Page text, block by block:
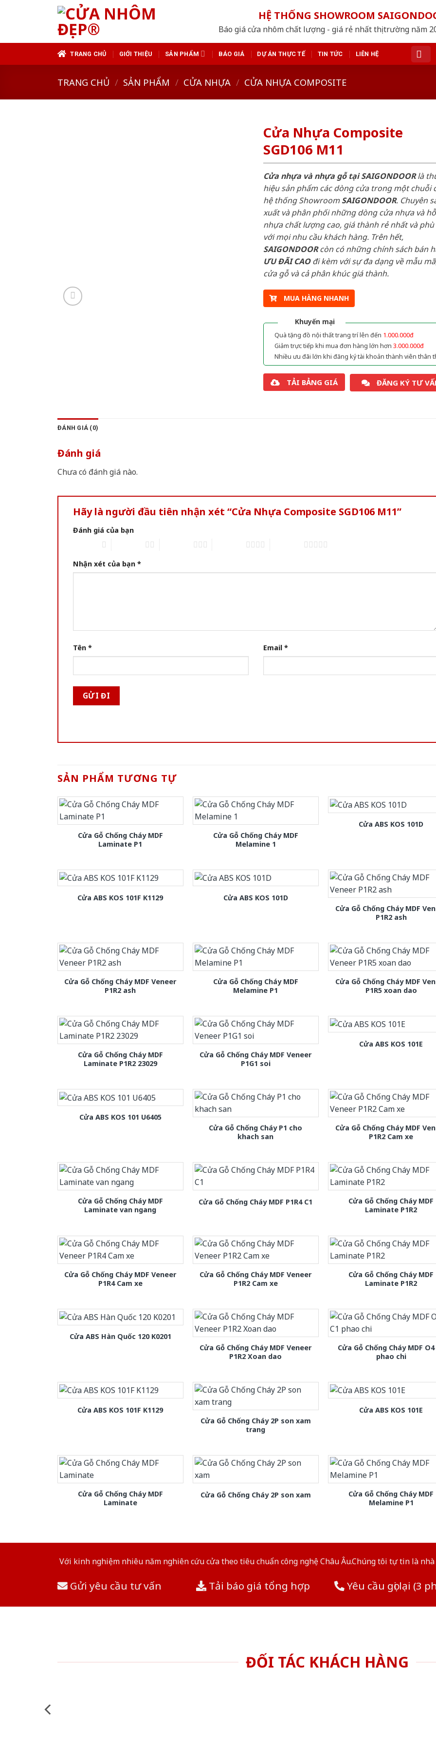
HỆ THỐNG SHOWROOM
Báo giá cửa nhôm chất lượng - giá rẻ nhất thị trường năm
TRANG CHỦ GIỚI THIỆU SẢN PHẨM BÁO GIÁ DỰ ÁN THỰC TẾ TIN TỨC LIÊN HỆ
TRANG CHỦ / SẢN PHẨM / CỬA NHỰA / CỬA NHỰA COMPOSITE
Cửa Nhựa Composite
SGD106 M11
Cửa nhựa và nhựa gỗ tại SAIGONDOORlà
hiệu sản phẩm các dòng cửa trong một chuỗi
hệ thống ShowroomSAIGONDOOR. Chuyên
xuất và phân phối những dòng cửa nhựa và
nhựa chất lượng cao, giá thành rẻ nhất và
với mọi nhu cầu khách hàng. Trên hết,
SAIGONDOORcòn có những chính sách bán
ƯU ĐÃI CAOđi kèm với sự đa dạng về mẫu
cửa gỗ và cả phân khúc giá thành.
MUA HÀNG NHANH
Khuyến mại
Quà tặng đồ nội thất trang trí lên đến 1.000.000đ
Giảm trực tiếp khi mua đơn hàng lớn hơn 3.000.000đ
Nhiều ưu đãi lớn khi đăng ký tài khoản thành viên thân
TẢI BẢNG GIÁ ĐĂNG KÝ TƯ
ĐÁNH GIÁ (0)
Đánh giá
Chưa có đánh giá nào.
Hãy là người đầu tiên nhận xét “Cửa Nhựa Composite SGD106 M11”
Đánh giá của bạn
Nhận xét của bạn *
Tên * Email *
SẢN PHẨM TƯƠNG TỰ
Cửa Gỗ Chống Cháy MDF
Laminate P1
Cửa Gỗ Chống Cháy MDF
Melamine 1
Cửa ABS KOS 101D
Cửa ABS KOS 101F K1129
Cửa ABS KOS 101D
Cửa Gỗ Chống Cháy MDF
P1R2 ash
Cửa Gỗ Chống Cháy MDF Veneer
P1R2 ash
Cửa Gỗ Chống Cháy MDF
Melamine P1
Cửa Gỗ Chống Cháy MDF
P1R5 xoan dao
Cửa Gỗ Chống Cháy MDF
Laminate P1R2 23029
Cửa Gỗ Chống Cháy MDF Veneer
P1G1 soi
Cửa ABS KOS 101E
Cửa ABS KOS 101 U6405
Cửa Gỗ Chống Cháy P1 cho
khach san
Cửa Gỗ Chống Cháy MDF
P1R2 Cam xe
Cửa Gỗ Chống Cháy MDF
Laminate van ngang
Cửa Gỗ Chống Cháy MDF P1R4 C1
Cửa Gỗ Chống Cháy MDF
Laminate P1R2
Cửa Gỗ Chống Cháy MDF Veneer
P1R4 Cam xe
Cửa Gỗ Chống Cháy MDF Veneer
P1R2 Cam xe
Cửa Gỗ Chống Cháy MDF
Laminate P1R2
Cửa ABS Hàn Quốc 120 K0201
Cửa Gỗ Chống Cháy MDF Veneer
P1R2 Xoan dao
Cửa Gỗ Chống Cháy MDF O4
phao chi
Cửa ABS KOS 101F K1129
Cửa Gỗ Chống Cháy 2P son xam
trang
Cửa ABS KOS 101E
Cửa Gỗ Chống Cháy MDF
Laminate
Cửa Gỗ Chống Cháy 2P son xam
Cửa Gỗ Chống Cháy MDF
Melamine P1
Với kinh nghiệm nhiêu năm nghiên cứu cửa theo tiêu chuẩn công nghệ Châu Âu.Chúng tôi tự tin là
Gửi yêu cầu tư vấn Tải báo giá tổng hợp Yêu cầu gọi lại (3
ĐỐI TÁC KHÁCH HÀNG